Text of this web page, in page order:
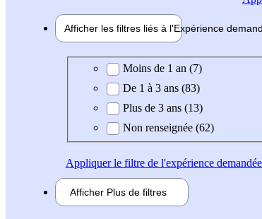
Afficher les filtres liés à l'Expérience
Expérience demandée
Moins de 1 an (7)
De 1 à 3 ans (83)
Plus de 3 ans (13)
Non renseignée (62)
Appliquerle filtre de l'expérience demandée
Afficher Plus de filtres